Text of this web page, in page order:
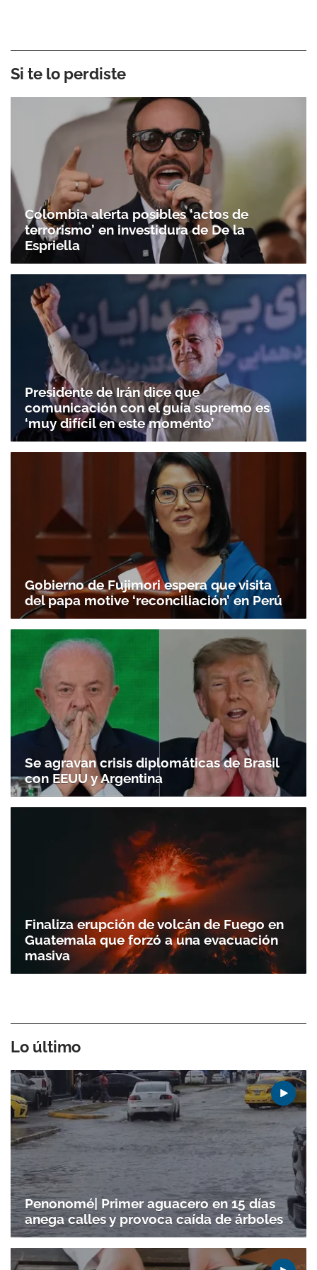
Si te lo perdiste
Colombia alerta posibles ‘actos de
terrorismo’ en investidura de De la
Espriella
Presidente de Irán dice que
comunicación con el guía supremo es
‘muy difícil en este momento’
Gobierno de Fujimori espera que visita
del papa motive ‘reconciliación’ en Perú
Se agravan crisis diplomáticas de Brasil
con EEUU y Argentina
Finaliza erupción de volcán de Fuego en
Guatemala que forzó a una evacuación
masiva
Lo último
Penonomé| Primer aguacero en 15 días
anega calles y provoca caída de árboles